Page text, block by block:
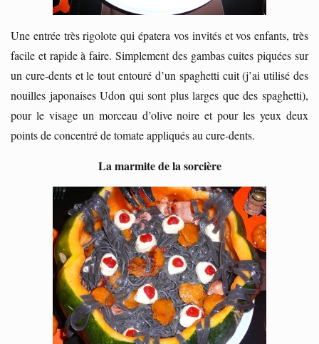
Une entrée très rigolote qui épatera vos invités et vos enfants, très
facile et rapide à faire. Simplement des gambas cuites piquées sur
un cure-dents et le tout entouré d’un spaghetti cuit (j’ai utilisé des
nouilles japonaises Udon qui sont plus larges que des spaghetti),
pour le visage un morceau d’olive noire et pour les yeux deux
points de concentré de tomate appliqués au cure-dents.
La marmite de la sorcière